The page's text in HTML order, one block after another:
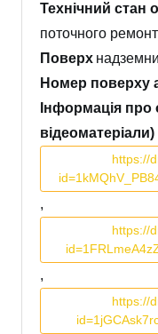
Технічний стан
поточного
Поверх
Номер поверху
Інформація
відеоматеріали)
https://
,
https://
,
https://